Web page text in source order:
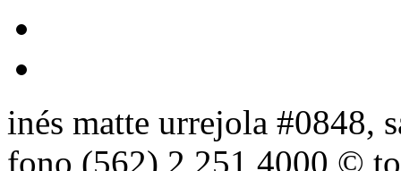
inés matte urrejola #0848,
fono (562) 2 251 4000 ©